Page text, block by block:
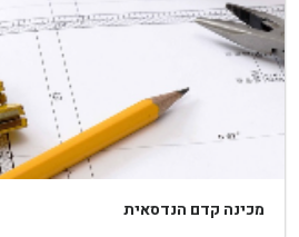
מכינה קדם הנדסאית